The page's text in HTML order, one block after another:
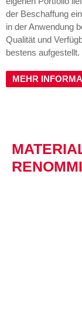
der Beschaffung
in der Anwendung
Qualität und
bestens aufgestellt.
MEHR